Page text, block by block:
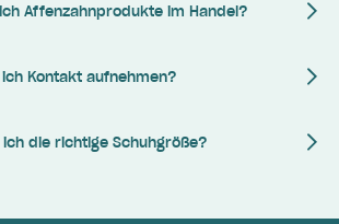
Affenzahnprodukte im Handel?
Kontakt aufnehmen?
die richtige Schuhgröße?